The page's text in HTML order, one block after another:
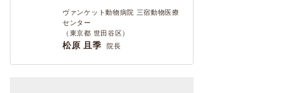
ヴァンケット動物病院 三宿動物医療
センター
（東京都 世田谷区）
松原 且季 院長